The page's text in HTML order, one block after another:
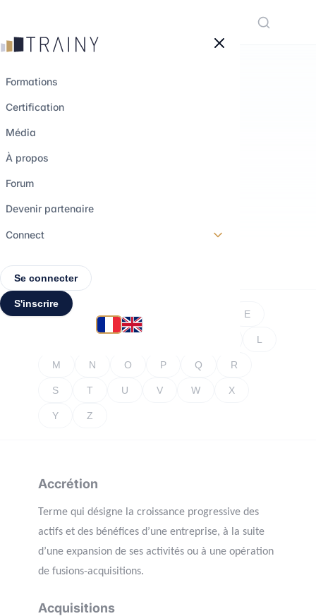
Formations
Certification
Média
À propos
Forum
Devenir partenaire
Connect
Se connecter
S'inscrire
Comprendre les
Tous A B E
L
M N O P Q R
S T U V W X
Y Z
Accrétion
Terme qui désigne la croissance progressive des
actifs et des bénéfices d’une entreprise, à la suite
d’une expansion de ses activités ou à une opération
de fusions-acquisitions.
Acquisitions